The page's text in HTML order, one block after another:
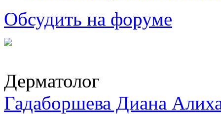
Обсудить на форуме
Дерматолог
Гадаборшева Диана